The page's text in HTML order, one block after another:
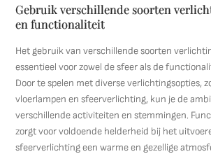
Gebruik verschillende soorten
en functionaliteit
Het gebruik van verschillende soorten
essentieel voor zowel de sfeer als de
Door te spelen met diverse verlichtingsopties,
vloerlampen en sfeerverlichting, kun je de
verschillende activiteiten en stemmingen.
zorgt voor voldoende helderheid bij het
sfeerverlichting een warme en gezellige